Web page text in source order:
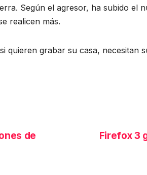
Según el agresor, ha subido el
realicen más.
quieren grabar su casa, necesitan
Firefox 3
de